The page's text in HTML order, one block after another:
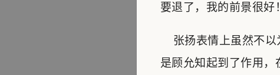
要退了，我的前景很好
张扬表情上虽然不以
是顾允知起到了作用